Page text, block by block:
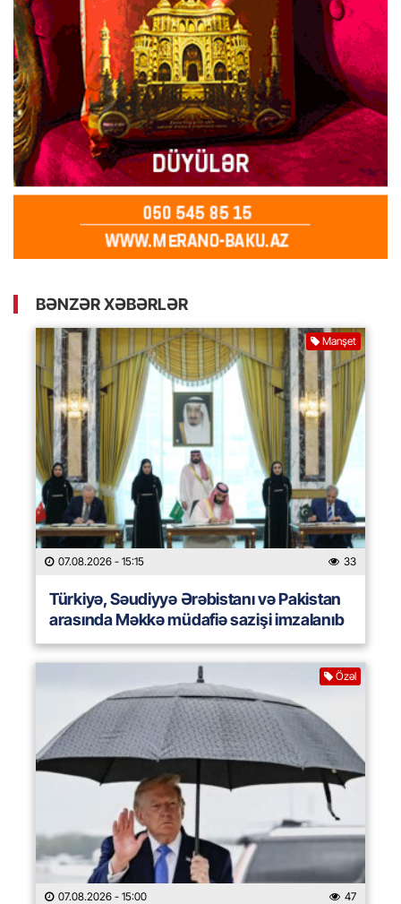
BƏNZƏR XƏBƏRLƏR
Manşet
07.08.2026 - 15:15 33
Türkiyə, Səudiyyə Ərəbistanı və Pakistan
arasında Məkkə müdafiə sazişi imzalanıb
Özəl
07.08.2026 - 15:00 47